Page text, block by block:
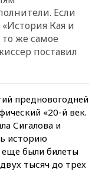
Если
Кая и
же самое
поставил
предновогодней
«20-й век.
Сигалова и
историю
еще были билеты
тысяч до трех